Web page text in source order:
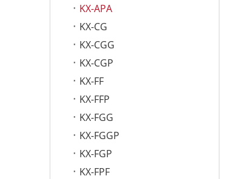
KX-APA
KX-CG
KX-CGG
KX-CGP
KX-FF
KX-FFP
KX-FGG
KX-FGGP
KX-FGP
KX-FPF